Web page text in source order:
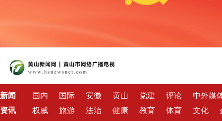
新闻 国内 国际 安徽 黄山 党建 评论
中外媒
资讯
权威 旅游 法治 健康 教育 体育 文化